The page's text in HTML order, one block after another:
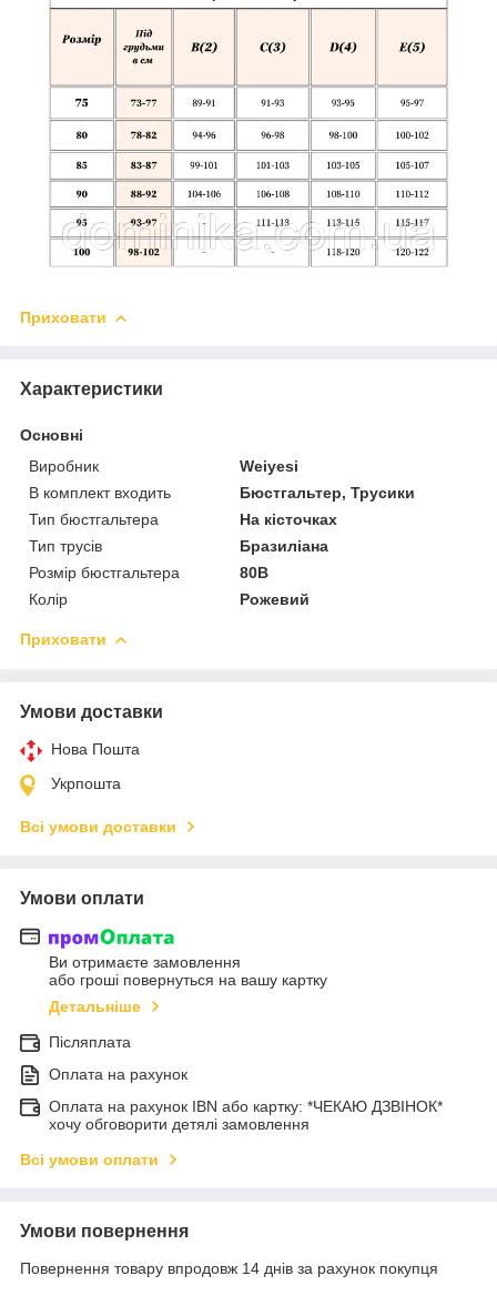
Приховати
Характеристики
Основні
Виробник
Weiyesi
В комплект входить
Бюстгальтер, Трусики
Тип бюстгальтера
На кісточках
Тип трусів
Бразиліана
Розмір бюстгальтера
80B
Колір
Рожевий
Приховати
Умови доставки
Нова Пошта
Укрпошта
Всі умови доставки
Умови оплати
Ви отримаєте замовлення
або гроші повернуться на вашу картку
Детальніше
Післяплата
Оплата на рахунок
Оплата на рахунок IBN або картку: *ЧЕКАЮ ДЗВІНОК*
хочу обговорити детялі замовлення
Всі умови оплати
Умови повернення
Повернення товару впродовж 14 днів за рахунок покупця